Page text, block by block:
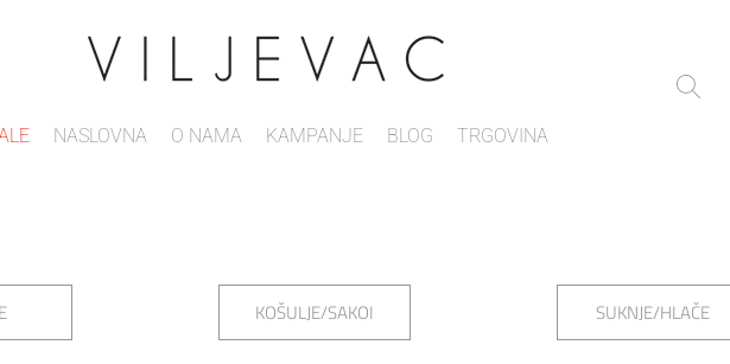
NASLOVNA O NAMA KAMPANJE BLOG TRGOVINA
KOŠULJE/SAKOI SUKNJE/HLAČE